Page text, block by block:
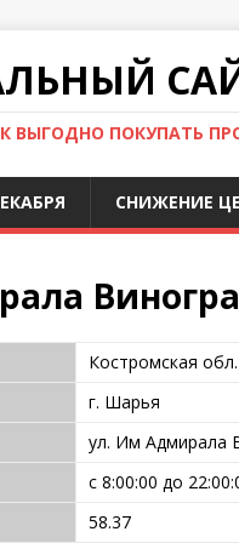
ВЫГОДНО ПОКУПАТЬ
СНИЖЕНИЕ
Костромская обл.
г. Шарья
ул. Им Адмирала
с 8:00:00 до
58.37